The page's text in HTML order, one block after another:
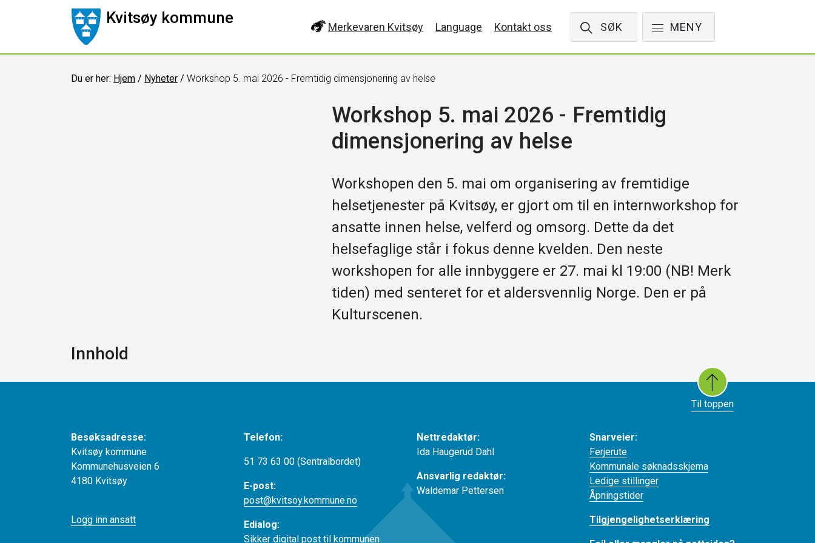
Kvitsøy kommune Merkevaren Kvitsøy Language Kontakt oss SØK MENY
Du er her: Hjem / Nyheter / Workshop 5. mai 2026 - Fremtidig dimensjonering av helse
Workshop 5. mai 2026 - Fremtidig
dimensjonering av helse
Workshopen den 5. mai om organisering av fremtidige
helsetjenester på Kvitsøy, er gjort om til en internworkshop for
ansatte innen helse, velferd og omsorg. Dette da det
helsefaglige står i fokus denne kvelden. Den neste
workshopen for alle innbyggere er 27. mai kl 19:00 (NB! Merk
tiden) med senteret for et aldersvennlig Norge. Den er på
Kulturscenen.
Innhold
Til toppen
Besøksadresse:
Kvitsøy kommune
Kommunehusveien 6
4180 Kvitsøy
Logg inn ansatt
Telefon:
51 73 63 00 (Sentralbordet)
E-post:
post@kvitsoy.kommune.no
Edialog:
Sikker digital post til kommunen
Nettredaktør:
Ida Haugerud Dahl
Ansvarlig redaktør:
Waldemar Pettersen
Snarveier:
Ferjerute
Kommunale søknadsskjema
Ledige stillinger
Åpningstider
Tilgjengelighetserklæring